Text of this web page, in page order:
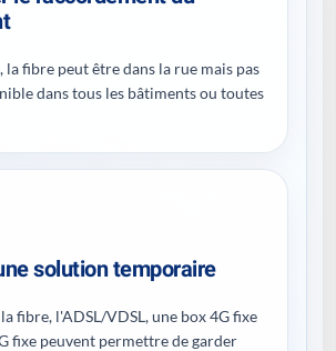
la fibre peut être dans la rue mais pas
dans tous les bâtiments ou toutes
solution temporaire
fibre, l'ADSL/VDSL, une box 4G fixe
fixe peuvent permettre de garder